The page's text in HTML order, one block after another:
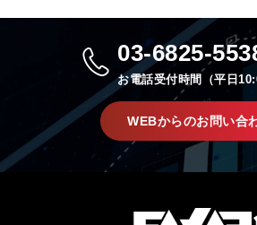
03-6825-
お電話受付時間（平日
WEBからのお問い合